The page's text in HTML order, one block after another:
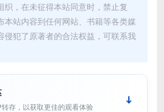
织，在未征得本站同意时，禁止复
本站内容到任何网站、书籍等各类媒
侵犯了原著者的合法权益，可联系我
存，以获取更佳的观看体验